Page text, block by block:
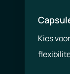
Kies